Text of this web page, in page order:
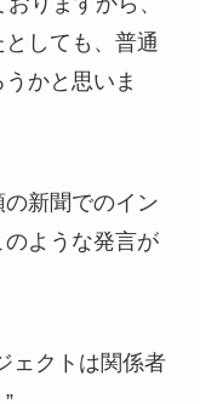
しても、普通
かと思いま
新聞でのイン
ような発言が
ェクトは関係者